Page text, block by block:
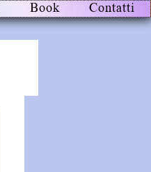
Book Contatti